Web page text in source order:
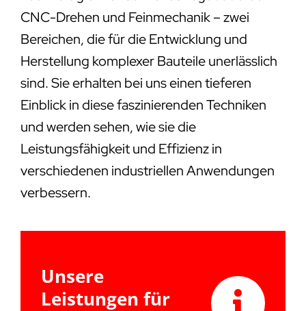
CNC-Drehen und Feinmechanik – zwei
Bereichen, die für die Entwicklung und
Herstellung komplexer Bauteile unerlässlich
sind. Sie erhalten bei uns einen tieferen
Einblick in diese faszinierenden Techniken
und werden sehen, wie sie die
Leistungsfähigkeit und Effizienz in
verschiedenen industriellen Anwendungen
verbessern.
Unsere
Leistungen für